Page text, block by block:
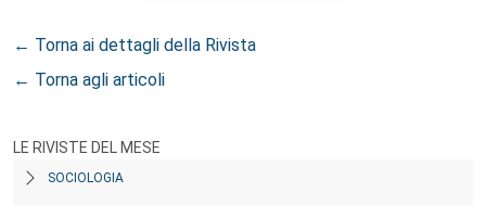
← Torna ai dettagli della Rivista
← Torna agli articoli
LE RIVISTE DEL MESE
SOCIOLOGIA